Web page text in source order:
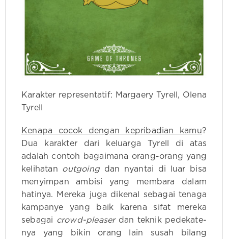
Karakter representatif: Margaery Tyrell, Olena
Tyrell
Kenapa cocok dengan kepribadian kamu?
Dua karakter dari keluarga Tyrell di atas
adalah contoh bagaimana orang-orang yang
kelihatan outgoing dan nyantai di luar bisa
menyimpan ambisi yang membara dalam
hatinya. Mereka juga dikenal sebagai tenaga
kampanye yang baik karena sifat mereka
sebagai crowd-pleaserdan teknik pedekate-
nya yang bikin orang lain susah bilang